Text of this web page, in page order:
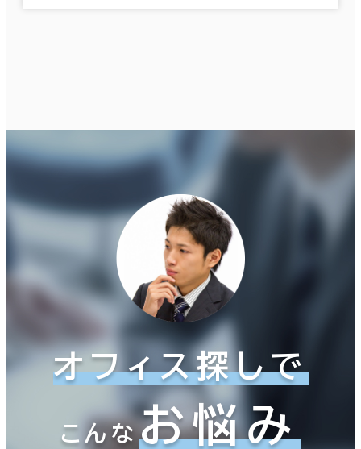
オフィス探しで
こんなお悩み